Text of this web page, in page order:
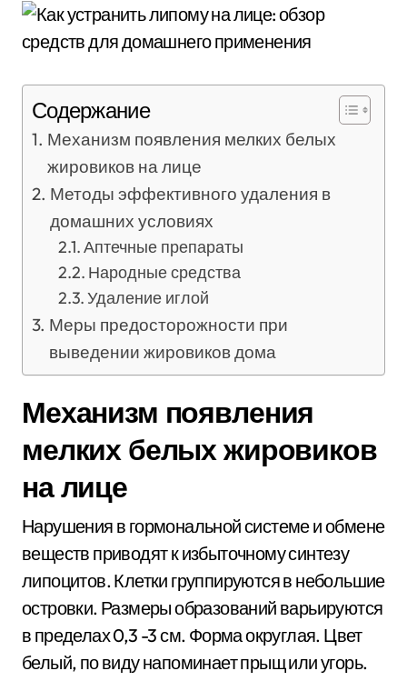
Содержание
Механизм появления мелких белых
жировиков на лице
Методы эффективного удаления в
домашних условиях
Аптечные препараты
Народные средства
Удаление иглой
Меры предосторожности при
выведении жировиков дома
Механизм появления
мелких белых жировиков
на лице
Нарушения в гормональной системе и обмене
веществ приводят к избыточному синтезу
липоцитов. Клетки группируются в небольшие
островки. Размеры образований варьируются
в пределах 0,3 -3 см. Форма округлая. Цвет
белый, по виду напоминает прыщ или угорь.